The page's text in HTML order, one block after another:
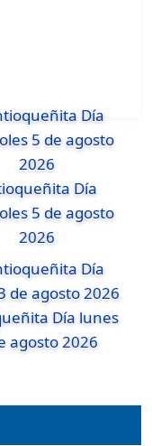
Día
5 de agosto
2026
Día lunes
agosto 2026